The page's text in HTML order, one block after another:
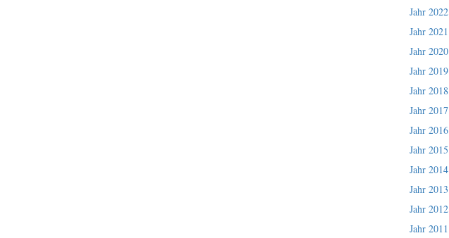
Jahr 2022
Jahr 2021
Jahr 2020
Jahr 2019
Jahr 2018
Jahr 2017
Jahr 2016
Jahr 2015
Jahr 2014
Jahr 2013
Jahr 2012
Jahr 2011